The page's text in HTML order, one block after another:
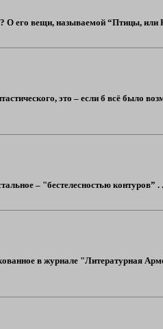
О его вещи, называемой “Птицы, или
это – если б всё было
– "бестелесностью контуров” .
в журнале "Литературная